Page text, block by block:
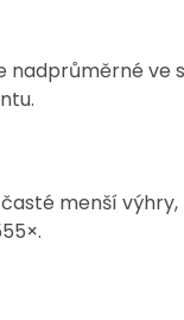
nadprůměrné ve
menší